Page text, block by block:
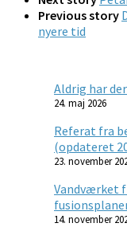
Previous story
nyere tid
Aldrig har
24. maj 2026
Referat fra
(opdateret
23. november
Vandværket
14. november